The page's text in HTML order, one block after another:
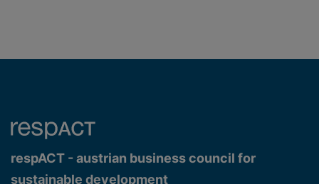
respACT - austrian business council for
sustainable development